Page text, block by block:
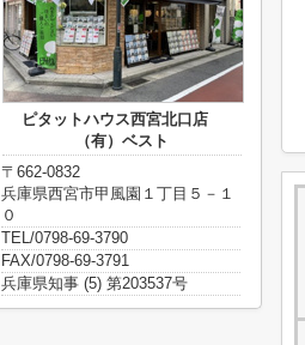
ピタットハウス西宮北口店
（有）ベスト
〒662-0832
兵庫県西宮市甲風園１丁目５－１
０
TEL/0798-69-3790
FAX/0798-69-3791
兵庫県知事 (5) 第203537号